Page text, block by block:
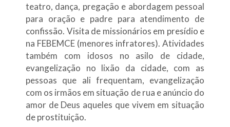
teatro, dança, pregação e abordagem pessoal
para oração e padre para atendimento de
confissão. Visita de missionários em presídio e
na FEBEMCE (menores infratores). Atividades
também com idosos no asilo de cidade,
evangelização no lixão da cidade, com as
pessoas que ali frequentam, evangelização
com os irmãos em situação de rua e anúncio do
amor de Deus aqueles que vivem em situação
de prostituição.